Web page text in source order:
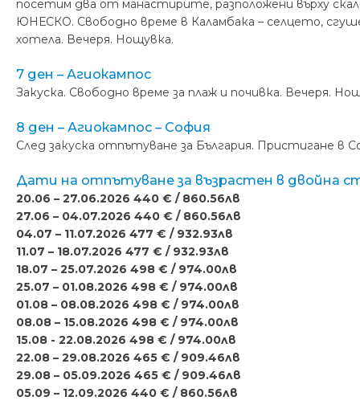
посетим два от манастирите, разположени върху
ЮНЕСКО. Свободно време в Каламбака – селцето,
хотела. Вечеря. Нощувка.
7 ден – Агиокампос
Закуска. Свободно време за плаж и почивка. Вечеря.
8 ден – Агиокампос – София
След закуска отпътуване за България. Пристигане в
Дати на отпътуване за възрастен в двойна
20.06 – 27.06.2026 440 € / 860.56лв
27.06 – 04.07.2026 440 € / 860.56лв
04.07 – 11.07.2026 477 € / 932.93лв
11.07 – 18.07.2026 477 € / 932.93лв
18.07 – 25.07.2026 498 € / 974.00лв
25.07 – 01.08.2026 498 € / 974.00лв
01.08 – 08.08.2026 498 € / 974.00лв
08.08 – 15.08.2026 498 € / 974.00лв
15.08 - 22.08.2026 498 € / 974.00лв
22.08 – 29.08.2026 465 € / 909.46лв
29.08 – 05.09.2026 465 € / 909.46лв
05.09 – 12.09.2026 440 € / 860.56лв